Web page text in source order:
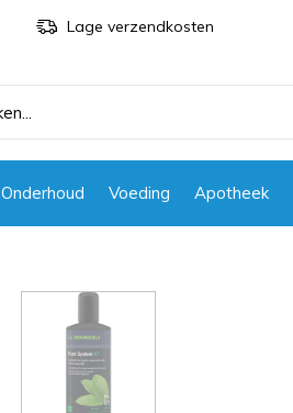
Onderhoud Voeding Apotheek
Lage verzendkosten